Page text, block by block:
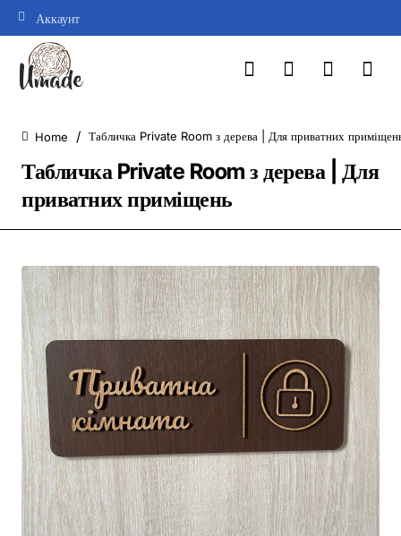
Аккаунт
Табличка Private Room з дерева | Для
приватних приміщень
Табличка Private Room з дерева | Для приватних